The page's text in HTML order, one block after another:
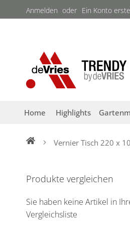
Direkt
zum
Anmelden Ein Konto
Home Highlights
Vernier Tisch 220 x
Produkte vergleichen
Sie haben keine Artikel in
Vergleichsliste